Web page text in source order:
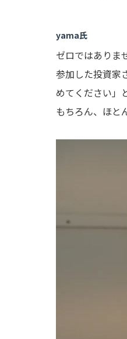
yama氏
ゼロではありま
参加した投資家
めてください」
もちろん、ほと